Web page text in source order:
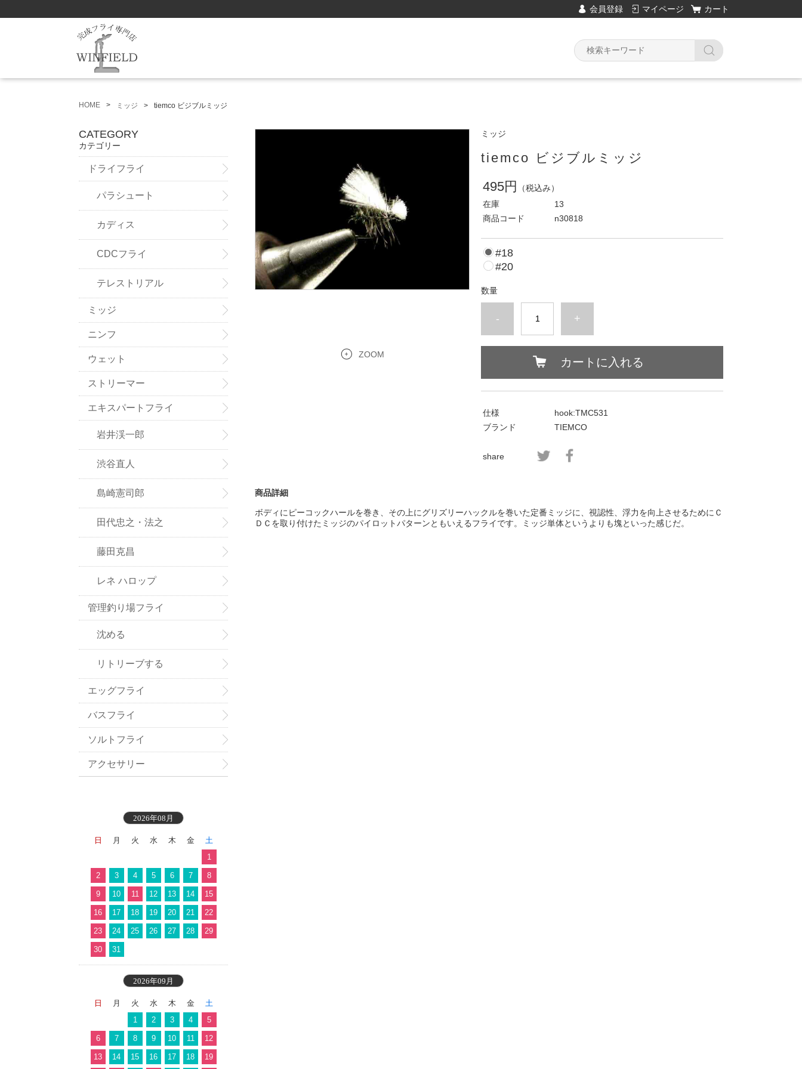
会員登録 マイページ カート
HOME ミッジ tiemco ビジブルミッジ
ZOOM
ミッジ
tiemco ビジブルミッジ
495円
（税込み）
在庫
13
商品コード
n30818
#18
#20
数量
- +
カートに入れる
仕様
hook:TMC531
ブランド
TIEMCO
share
商品詳細
ボディにピーコックハールを巻き、その上にグリズリーハックルを巻いた定番ミッジに、視認性、浮力を向上させるためにＣ
ＤＣを取り付けたミッジのパイロットパターンともいえるフライです。ミッジ単体というよりも塊といった感じだ。
CATEGORY
カテゴリー
ドライフライ
パラシュート
カディス
CDCフライ
テレストリアル
ミッジ
ニンフ
ウェット
ストリーマー
エキスパートフライ
岩井渓一郎
渋谷直人
島崎憲司郎
田代忠之・法之
藤田克昌
レネ ハロップ
管理釣り場フライ
沈める
リトリーブする
エッグフライ
バスフライ
ソルトフライ
アクセサリー
2026年08月
日 月 火 水 木 金
土
1
2 3 4 5 6 7 8
9 10 11 12 13 14 15
16 17 18 19 20 21 22
23 24 25 26 27 28 29
30 31
2026年09月
日 月 火 水 木 金
土
1
2 3 4 5
6 7 8 9 10 11 12
13 14 15 16 17 18 19